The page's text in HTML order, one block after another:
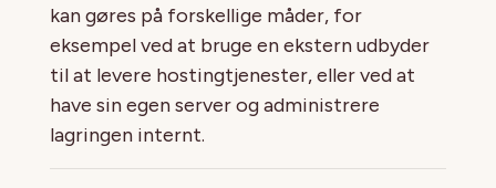
kan gøres på forskellige måder, for
eksempel ved at bruge en ekstern udbyder
til at levere hostingtjenester, eller ved at
have sin egen server og administrere
lagringen internt.